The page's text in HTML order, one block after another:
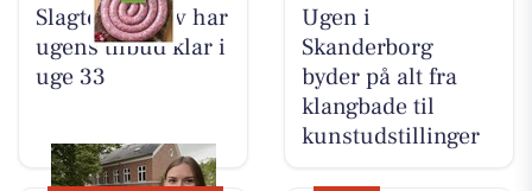
Slagter Byskov har
ugens tilbud klar i
uge 33
Ugen i
Skanderborg
byder på alt fra
klangbade til
kunstudstillinger